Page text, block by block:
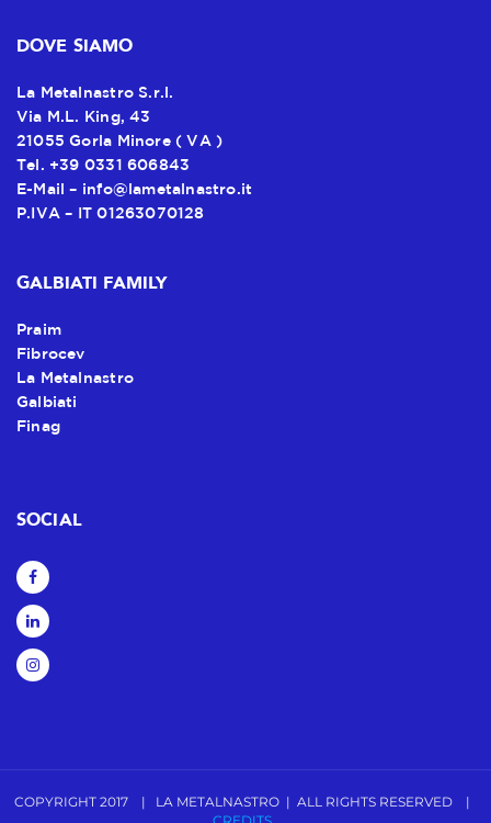
DOVE SIAMO
La Metalnastro S.r.l.
Via M.L. King, 43
21055 Gorla Minore ( VA )
Tel. +39 0331 606843
E-Mail – info@lametalnastro.it
P.IVA – IT 01263070128
GALBIATI FAMILY
Praim
Fibrocev
La Metalnastro
Galbiati
Finag
SOCIAL
COPYRIGHT 2017 | LA METALNASTRO | ALL RIGHTS RESERVED |